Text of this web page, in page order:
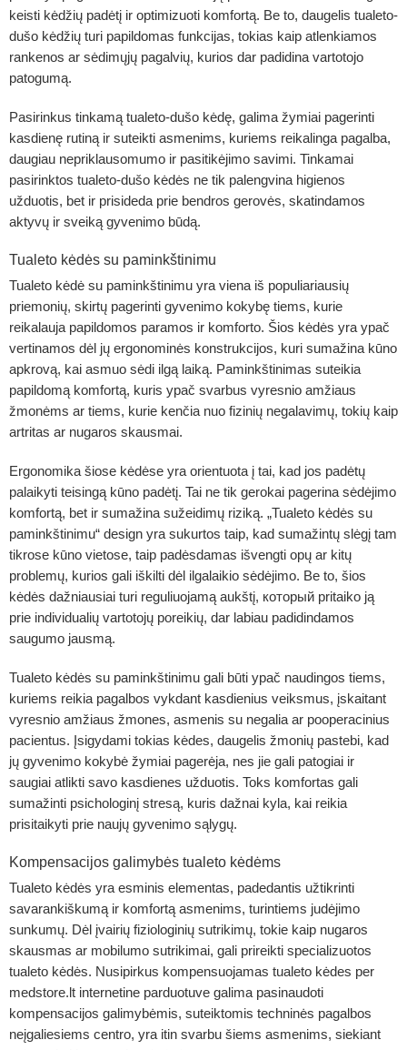
keisti kėdžių padėtį ir optimizuoti komfortą. Be to, daugelis tualeto-
dušo kėdžių turi papildomas funkcijas, tokias kaip atlenkiamos
rankenos ar sėdimųjų pagalvių, kurios dar padidina vartotojo
patogumą.
Pasirinkus tinkamą tualeto-dušo kėdę, galima žymiai pagerinti
kasdienę rutiną ir suteikti asmenims, kuriems reikalinga pagalba,
daugiau nepriklausomumo ir pasitikėjimo savimi. Tinkamai
pasirinktos tualeto-dušo kėdės ne tik palengvina higienos
užduotis, bet ir prisideda prie bendros gerovės, skatindamos
aktyvų ir sveiką gyvenimo būdą.
Tualeto kėdės su paminkštinimu
Tualeto kėdė su paminkštinimu yra viena iš populiariausių
priemonių, skirtų pagerinti gyvenimo kokybę tiems, kurie
reikalauja papildomos paramos ir komforto. Šios kėdės yra ypač
vertinamos dėl jų ergonominės konstrukcijos, kuri sumažina kūno
apkrovą, kai asmuo sėdi ilgą laiką. Paminkštinimas suteikia
papildomą komfortą, kuris ypač svarbus vyresnio amžiaus
žmonėms ar tiems, kurie kenčia nuo fizinių negalavimų, tokių kaip
artritas ar nugaros skausmai.
Ergonomika šiose kėdėse yra orientuota į tai, kad jos padėtų
palaikyti teisingą kūno padėtį. Tai ne tik gerokai pagerina sėdėjimo
komfortą, bet ir sumažina sužeidimų riziką. „Tualeto kėdės su
paminkštinimu“ design yra sukurtos taip, kad sumažintų slėgį tam
tikrose kūno vietose, taip padėsdamas išvengti opų ar kitų
problemų, kurios gali iškilti dėl ilgalaikio sėdėjimo. Be to, šios
kėdės dažniausiai turi reguliuojamą aukštį, который pritaiko ją
prie individualių vartotojų poreikių, dar labiau padidindamos
saugumo jausmą.
Tualeto kėdės su paminkštinimu gali būti ypač naudingos tiems,
kuriems reikia pagalbos vykdant kasdienius veiksmus, įskaitant
vyresnio amžiaus žmones, asmenis su negalia ar pooperacinius
pacientus. Įsigydami tokias kėdes, daugelis žmonių pastebi, kad
jų gyvenimo kokybė žymiai pagerėja, nes jie gali patogiai ir
saugiai atlikti savo kasdienes užduotis. Toks komfortas gali
sumažinti psichologinį stresą, kuris dažnai kyla, kai reikia
prisitaikyti prie naujų gyvenimo sąlygų.
Kompensacijos galimybės tualeto kėdėms
Tualeto kėdės yra esminis elementas, padedantis užtikrinti
savarankiškumą ir komfortą asmenims, turintiems judėjimo
sunkumų. Dėl įvairių fiziologinių sutrikimų, tokie kaip nugaros
skausmas ar mobilumo sutrikimai, gali prireikti specializuotos
tualeto kėdės. Nusipirkus kompensuojamas tualeto kėdes per
medstore.lt internetine parduotuve galima pasinaudoti
kompensacijos galimybėmis, suteiktomis techninės pagalbos
neįgaliesiems centro, yra itin svarbu šiems asmenims, siekiant